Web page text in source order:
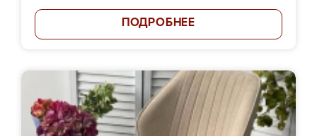
ПОДРОБНЕЕ